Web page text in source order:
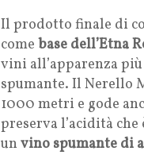
Il prodotto finale di
come base dell’Etna
vini all’apparenza
spumante. Il Nerello
1000 metri e gode
preserva l’acidità
un vino spumante di